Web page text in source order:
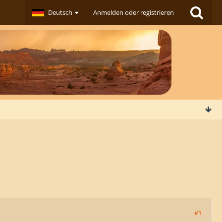
Deutsch Anmelden oder registrieren
#1